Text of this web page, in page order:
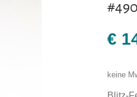
€
keine